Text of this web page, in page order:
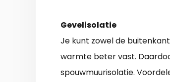
Gevelisolatie
Je kunt zowel de
warmte beter vast.
spouwmuurisolatie.